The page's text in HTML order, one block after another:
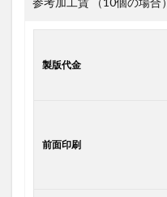
製版代金
前面印刷